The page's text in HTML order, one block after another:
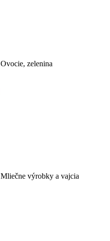
Ovocie, zelenina
Mliečne výrobky a vajcia